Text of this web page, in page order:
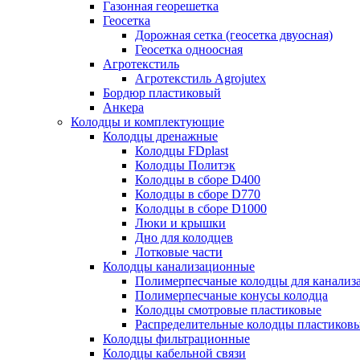
Газонная георешетка
Геосетка
Дорожная сетка (геосетка двуосная)
Геосетка одноосная
Агротекстиль
Агротекстиль Agrojutex
Бордюр пластиковый
Анкера
Колодцы и комплектующие
Колодцы дренажные
Колодцы FDplast
Колодцы Политэк
Колодцы в сборе D400
Колодцы в сборе D770
Колодцы в сборе D1000
Люки и крышки
Дно для колодцев
Лотковые части
Колодцы канализационные
Полимерпесчаные колодцы для
Полимерпесчаные конусы колодца
Колодцы смотровые пластиковые
Распределительные колодцы
Колодцы фильтрационные
Колодцы кабельной связи